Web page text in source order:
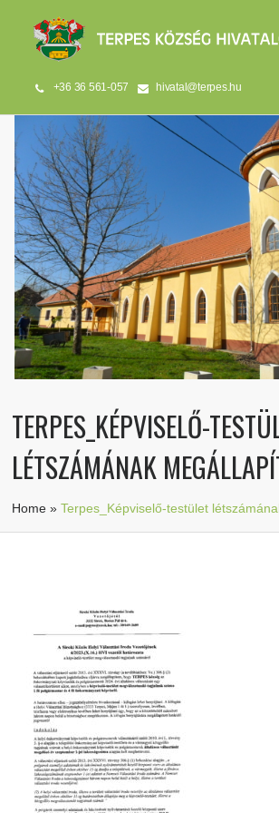
+36 36 561-057 hivatal@terpes.hu
TERPES_KÉPVISELŐ-
LÉTSZÁMÁNAK
Home »Terpes_Képviselő-testület